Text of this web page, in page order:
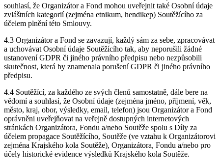
souhlasí, že Organizátor a Fond mohou uveřejnit také Osobní údaje
zvláštních kategorií (zejména etnikum, hendikep) Soutěžícího za
účelem plnění této Smlouvy.
4.3 Organizátor a Fond se zavazují, každý sám za sebe, zpracovávat
a uchovávat Osobní údaje Soutěžícího tak, aby neporušili žádné
ustanovení GDPR či jiného právního předpisu nebo nezpůsobili
skutečnost, která by znamenala porušení GDPR či jiného právního
předpisu.
4.4 Soutěžící, za každého ze svých členů samostatně, dále bere na
vědomí a souhlasí, že Osobní údaje (zejména jméno, příjmení, věk,
město, kraj, obor, výsledky, email, telefon) jsou Organizátor a Fond
oprávněni uveřejňovat na veřejně dostupných internetových
stránkách Organizátora, Fondu a/nebo Soutěže spolu s Díly za
účelem propagace Soutěžícího, Soutěže (ve vztahu k Organizátorovi
zejména Krajského kola Soutěže), Organizátora, Fondu a/nebo pro
účely historické evidence výsledků Krajského kola Soutěže.